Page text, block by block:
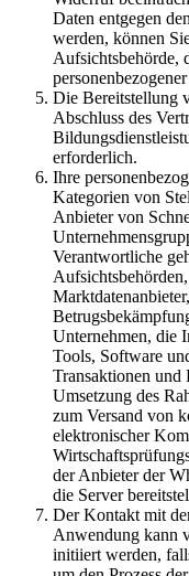
Daten entgegen
werden, können
Aufsichtsbehörde,
Die Bereitstellung
Abschluss des
erforderlich.
Ihre
Kategorien von
Anbieter von
Verantwortliche
Unternehmen, die
Tools, Software
Transaktionen und
Umsetzung des
zum Versand von
elektronischer
der Anbieter der
die Server
Der Kontakt mit
Anwendung kann
initiiert werden,